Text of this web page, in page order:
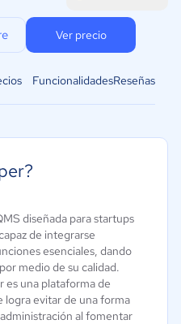
Ver precio
FuncionalidadesReseñas
diseñada para startups
de integrarse
esenciales, dando
medio de su calidad.
es una plataforma de
evitar de una forma
al fomentar